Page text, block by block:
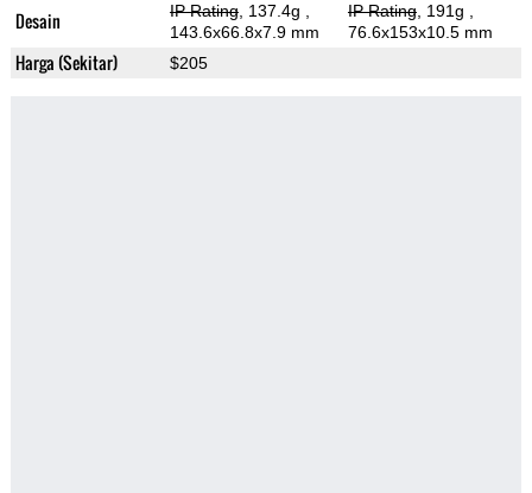
Desain IP Rating, 137.4g
143.6x66.8x7.9 mm
IP Rating, 191g
76.6x153x10.5 mm
Harga (Sekitar) $205